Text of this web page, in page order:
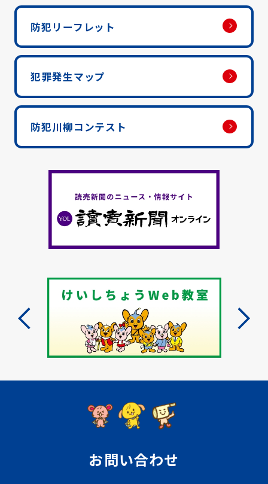
防犯リーフレット
犯罪発生マップ
防犯川柳コンテスト
お問い合わせ